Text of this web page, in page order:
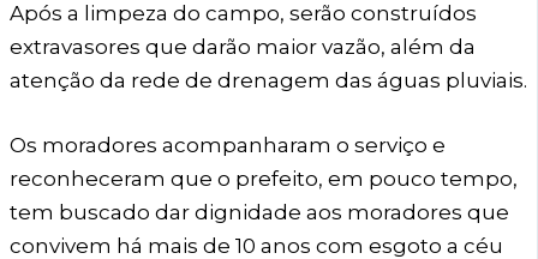
Após a limpeza do campo, serão construídos
extravasores que darão maior vazão, além da
atenção da rede de drenagem das águas pluviais.
Os moradores acompanharam o serviço e
reconheceram que o prefeito, em pouco tempo,
tem buscado dar dignidade aos moradores que
convivem há mais de 10 anos com esgoto a céu